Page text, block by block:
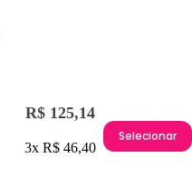
R$ 125,14
3x R$ 46,40
Selecionar